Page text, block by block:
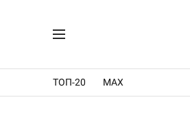
ТОП-20 MAX